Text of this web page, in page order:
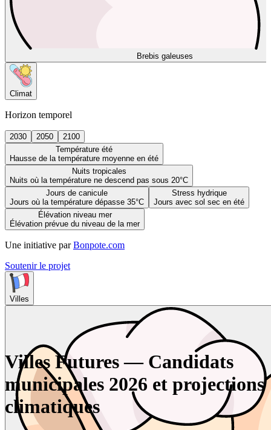
Brebis galeuses
Climat
Horizon temporel
2030 2050
2100
Température été
Hausse de la température moyenne en été
Nuits tropicales
Nuits où la température ne descend pas sous 20°C
Jours de canicule
Jours où la température dépasse 35°C
Stress hydrique
Jours avec sol sec en été
Élévation niveau mer
Élévation prévue du niveau de la mer
Une initiative par Bonpote.com
Soutenir le projet
Villes
Villes Futures — Candidats
municipales 2026 et projections
climatiques